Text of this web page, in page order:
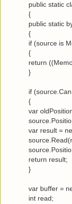
public static
{
public static
{
if (source is
{
return
}
if
{
var
var result =
return result;
}
var buffer =
int read;